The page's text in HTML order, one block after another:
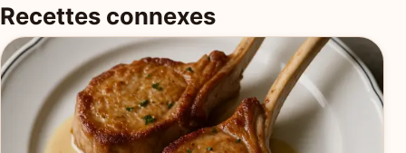
Recettes connexes